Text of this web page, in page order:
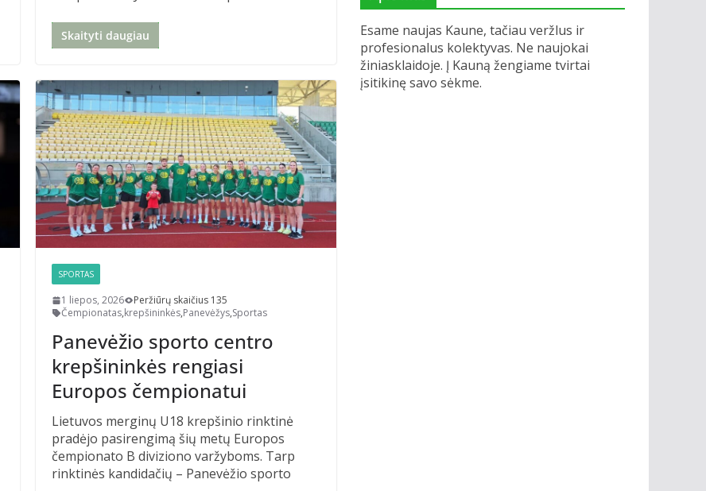
Skaityti daugiau
SPORTAS
1 liepos, 2026
Peržiūrų skaičius 135
Čempionatas,krepšininkės,Panevėžys,Sportas
Panevėžio sporto centro
krepšininkės rengiasi
Europos čempionatui
Lietuvos merginų U18 krepšinio rinktinė
pradėjo pasirengimą šių metų Europos
čempionato B diviziono varžyboms. Tarp
rinktinės kandidačių – Panevėžio sporto
Esame naujas Kaune, tačiau veržlus ir
profesionalus kolektyvas. Ne naujokai
žiniasklaidoje. Į Kauną žengiame tvirtai
įsitikinę savo sėkme.